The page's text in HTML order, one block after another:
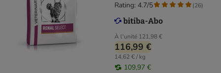
À l'unité 121,98 €
116,99 €
14,62 € / kg
109,97 €
Rating: 4.7/5 (26)